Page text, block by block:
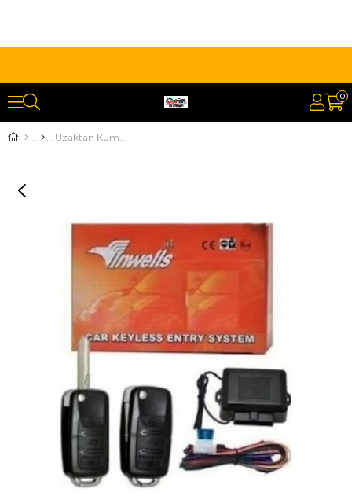
0
Uzaktan Kumanda 12v Metalli